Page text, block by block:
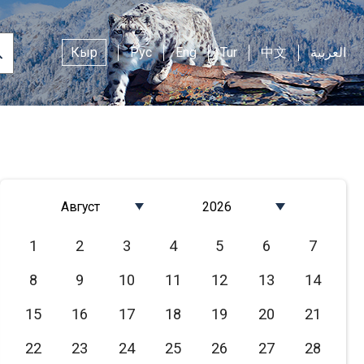
Кыр Рус Eng Tur 中文 العربية
Август
Март
Апрель
Июнь
2026
2024
2023
2021
1 2 3 4 5 6
7
8
9 10 11 12 13
14
15
16 17 18 19 20
21
22
23 24 25 26 27
28